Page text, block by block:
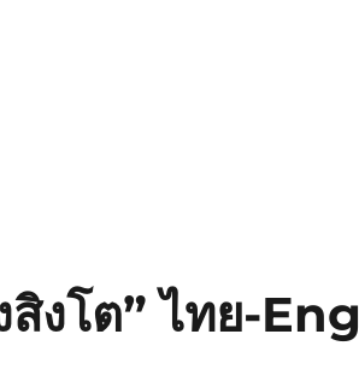
งโต” ไทย-Eng